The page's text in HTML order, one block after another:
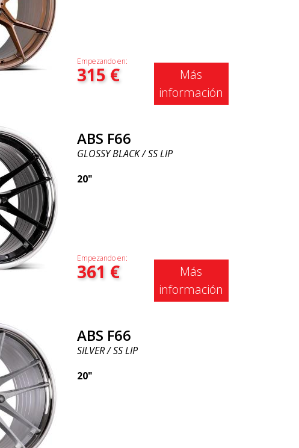
Empezando en:
315€
Más
información
ABS F66
GLOSSY BLACK / SS LIP
20"
Empezando en:
361 €
Más
información
ABS F66
SILVER / SS LIP
20"